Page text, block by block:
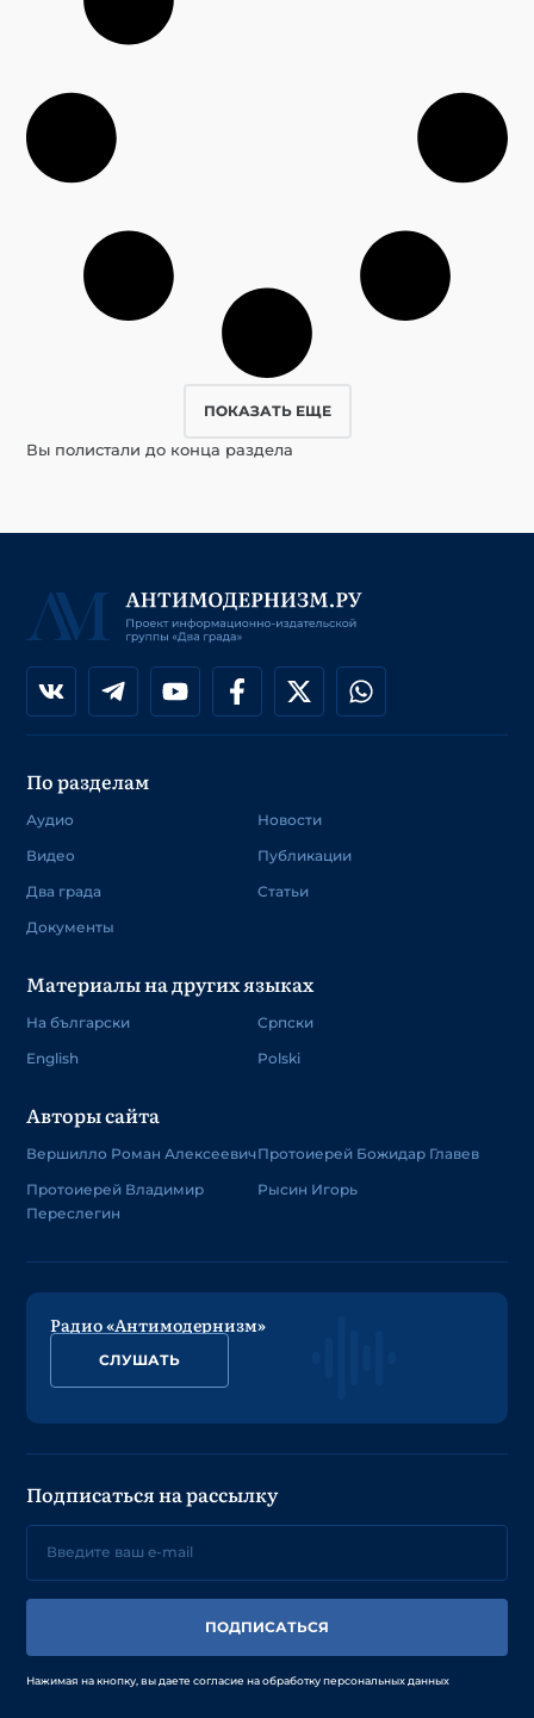
ПОКАЗАТЬ ЕЩЕ
Вы полистали до конца раздела
По разделам
Аудио
Видео
Два града
Документы
Новости
Публикации
Статьи
Материалы на других языках
На български
English
Српски
Polski
Авторы сайта
Вершилло Роман Алексеевич
Протоиерей Владимир
Переслегин
Протоиерей Божидар Главев
Рысин Игорь
Радио «Антимодернизм»
СЛУШАТЬ
Подписаться на рассылку
ПОДПИСАТЬСЯ
Нажимая на кнопку, вы даете согласие на обработку персональных данных